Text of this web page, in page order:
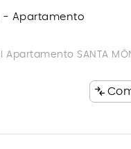
- Apartamento
Apartamento SANTA